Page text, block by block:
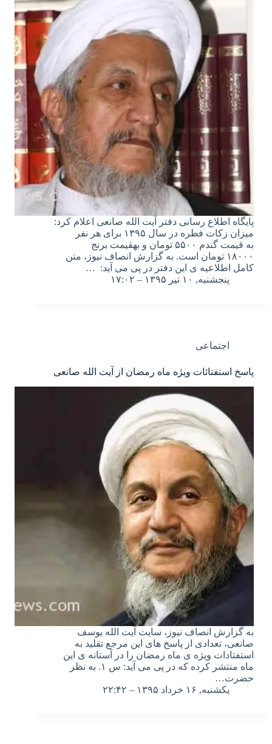
پایگاه اطلاع رسانی دفتر آیت الله صانعی اعلام کرد:
میزان زکات فطره در سال ۱۳۹۵ برای هر نفر
به قیمت گندم ۵۵۰۰ تومان و بهقیمت برنج
۱۸۰۰۰ تومان است. به گزارش انصاف نیوز، متن
کامل اطلاعیه ی این دفتر در پی می آید: …
پنجشنبه, ۱۰ تیر ۱۳۹۵ – ۱۷:۰۲
اجتماعی
پاسخ استفتائات ویژه ماه رمضان از آیت الله صانعى
به گزارش انصاف نیوز، سایت آیت الله یوسف
صانعی، تعدادی از پاسخ های این مرجع تقلید به
استفتادات ویژه ی ماه رمضان را در آستانه ی این
ماه منتشر کرده که در پی می آید: س ۱. به نظر
حضرت…
یکشنبه, ۱۶ خرداد ۱۳۹۵ – ۲۲:۴۲